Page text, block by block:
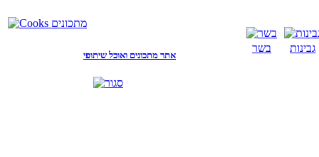
אתר מתכונים ואוכל שיתופי
בשר גבינות